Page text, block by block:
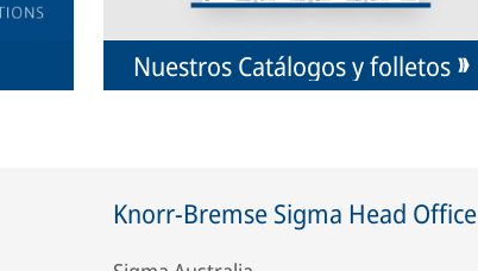
Nuestros Catálogos y folletos
Knorr-Bremse Sigma Head Office